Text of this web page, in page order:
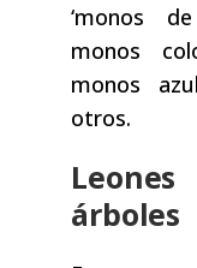
‘monos
monos
monos
otros.
árboles